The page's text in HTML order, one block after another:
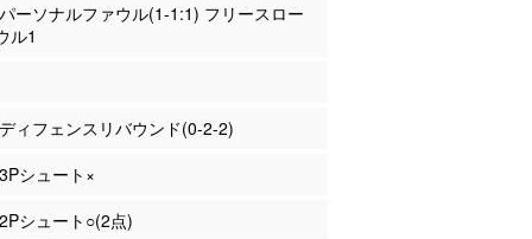
ーソナルファウル(1-1:1) フリースロー
ル1
ィフェンスリバウンド(0-2-2)
シュート×
シュート○(2点)